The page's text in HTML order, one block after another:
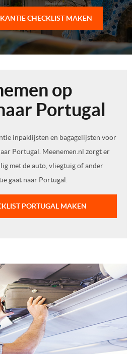
CHECKLIST MAKEN
op
Portugal
inpaklijsten en bagagelijsten voor
Portugal. Meenemen.nl zorgt er
met de auto, vliegtuig of ander
gaat naar Portugal.
PORTUGAL MAKEN